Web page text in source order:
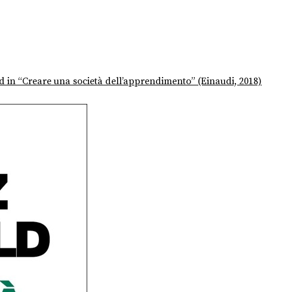
“Creare una società dell’apprendimento” (Einaudi, 2018)